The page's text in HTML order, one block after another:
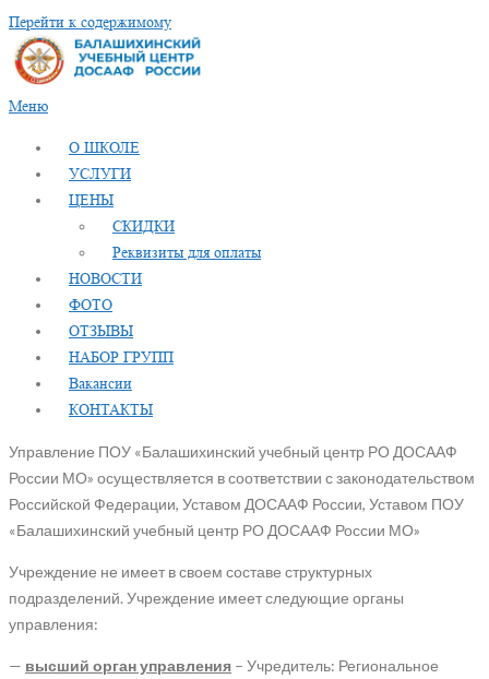
Перейти к содержимому
Меню
О ШКОЛЕ
УСЛУГИ
ЦЕНЫ
СКИДКИ
Реквизиты для оплаты
НОВОСТИ
ФОТО
ОТЗЫВЫ
НАБОР ГРУПП
Вакансии
КОНТАКТЫ
Управление ПОУ «Балашихинский учебный центр РО ДОСААФ
России МО» осуществляется в соответствии с законодательством
Российской Федерации, Уставом ДОСААФ России, Уставом ПОУ
«Балашихинский учебный центр РО ДОСААФ России МО»
Учреждение не имеет в своем составе структурных
подразделений. Учреждение имеет следующие органы
управления:
— высший орган управления – Учредитель: Региональное